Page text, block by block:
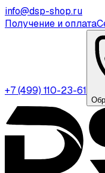
info@dsp-shop.ru
Получение и оплата
+7 (499) 110-23-61